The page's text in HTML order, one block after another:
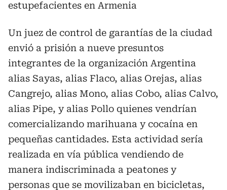
estupefacientes en Armenia
Un juez de control de garantías de la ciudad
envió a prisión a nueve presuntos
integrantes de la organización Argentina
alias Sayas, alias Flaco, alias Orejas, alias
Cangrejo, alias Mono, alias Cobo, alias Calvo,
alias Pipe, y alias Pollo quienes vendrían
comercializando marihuana y cocaína en
pequeñas cantidades. Esta actividad sería
realizada en vía pública vendiendo de
manera indiscriminada a peatones y
personas que se movilizaban en bicicletas,